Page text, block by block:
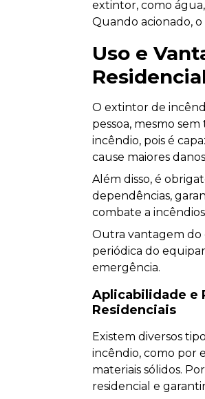
extintor, como
Quando acionado,
Uso e
O extintor de
pessoa, mesmo
incêndio, pois é
cause maiores
Além disso, é
dependências,
combate a
Outra vantagem do
periódica do
emergência.
Aplicabilidade e
Residenciais
Existem diversos
incêndio, como por
materiais sólidos.
residencial e